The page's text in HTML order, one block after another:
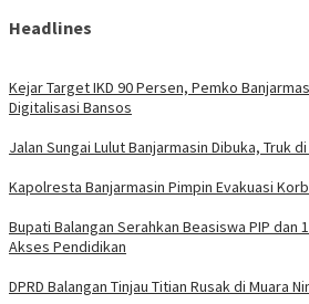
Headlines
Kejar Target IKD 90 Persen, Pemko
Digitalisasi Bansos
Jalan Sungai Lulut Banjarmasin Dibuka, Truk
Kapolresta Banjarmasin Pimpin Evakuasi
Bupati Balangan Serahkan Beasiswa PIP dan
Akses Pendidikan
DPRD Balangan Tinjau Titian Rusak di Muara